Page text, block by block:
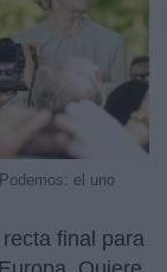
el uno
recta final para